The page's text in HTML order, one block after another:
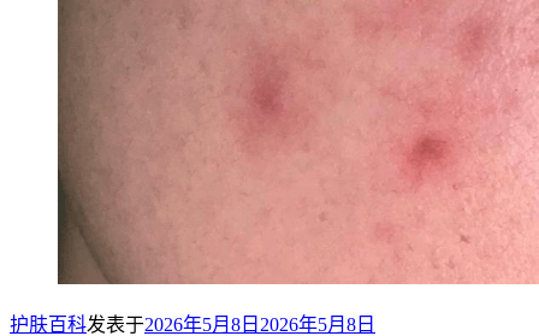
护肤百科发表于2026年5月8日 2026年5月8日